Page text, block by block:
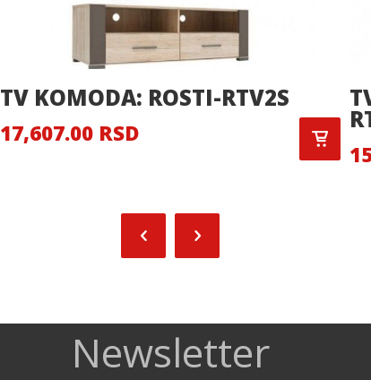
TV KOMODA: ROSTI-RTV2S
17,607.00 RSD
Newsletter